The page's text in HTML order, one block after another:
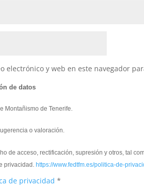
electrónico y web en este navegador
de datos
Montañismo de Tenerife.
o valoración.
de acceso, rectificación, supresión y otros, tal
privacidad.https://www.fedtfm.es/politica-de-
de privacidad*